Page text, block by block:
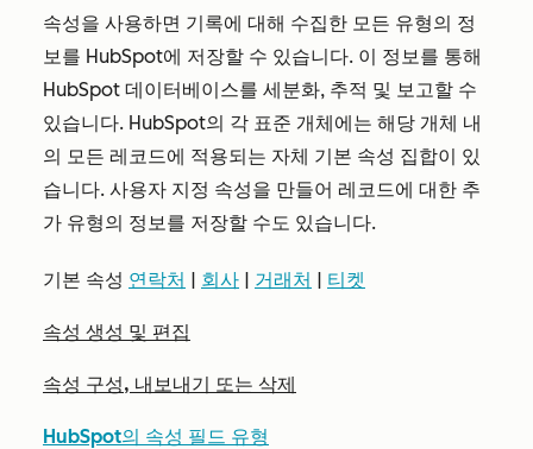
속성을 사용하면 기록에 대해 수집한 모든 유형의 정
보를 HubSpot에 저장할 수 있습니다. 이 정보를 통해
HubSpot 데이터베이스를 세분화, 추적 및 보고할 수
있습니다. HubSpot의 각 표준 개체에는 해당 개체 내
의 모든 레코드에 적용되는 자체 기본 속성 집합이 있
습니다. 사용자 지정 속성을 만들어 레코드에 대한 추
가 유형의 정보를 저장할 수도 있습니다.
기본 속성 연락처 | 회사 | 거래처 | 티켓
속성 생성 및 편집
속성 구성, 내보내기 또는 삭제
HubSpot의 속성 필드 유형